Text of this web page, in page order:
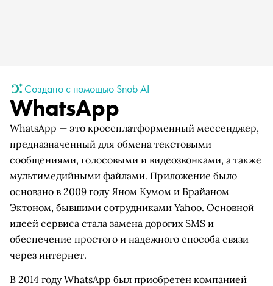
Создано с помощью Snob AI
WhatsApp
WhatsApp — это кроссплатформенный мессенджер,
предназначенный для обмена текстовыми
сообщениями, голосовыми и видеозвонками, а также
мультимедийными файлами. Приложение было
основано в 2009 году Яном Кумом и Брайаном
Эктоном, бывшими сотрудниками Yahoo. Основной
идеей сервиса стала замена дорогих SMS и
обеспечение простого и надежного способа связи
через интернет.
В 2014 году WhatsApp был приобретен компанией